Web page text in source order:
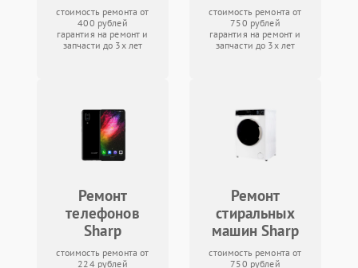
стоимость ремонта от
400 рублей
гарантия на ремонт и
запчасти до 3х лет
стоимость ремонта от
750 рублей
гарантия на ремонт и
запчасти до 3х лет
Ремонт
телефонов
Sharp
стоимость ремонта от
224 рублей
Ремонт
стиральных
машин Sharp
стоимость ремонта от
750 рублей